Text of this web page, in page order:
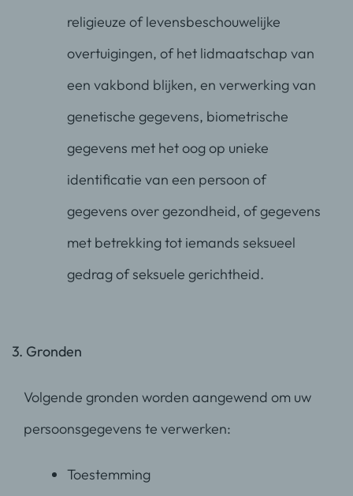
religieuze of levensbeschouwelijke
overtuigingen, of het lidmaatschap van
een vakbond blijken, en verwerking van
genetische gegevens, biometrische
gegevens met het oog op unieke
identificatie van een persoon of
gegevens over gezondheid, of gegevens
met betrekking tot iemands seksueel
gedrag of seksuele gerichtheid.
3. Gronden
Volgende gronden worden aangewend om uw
persoonsgegevens te verwerken:
Toestemming